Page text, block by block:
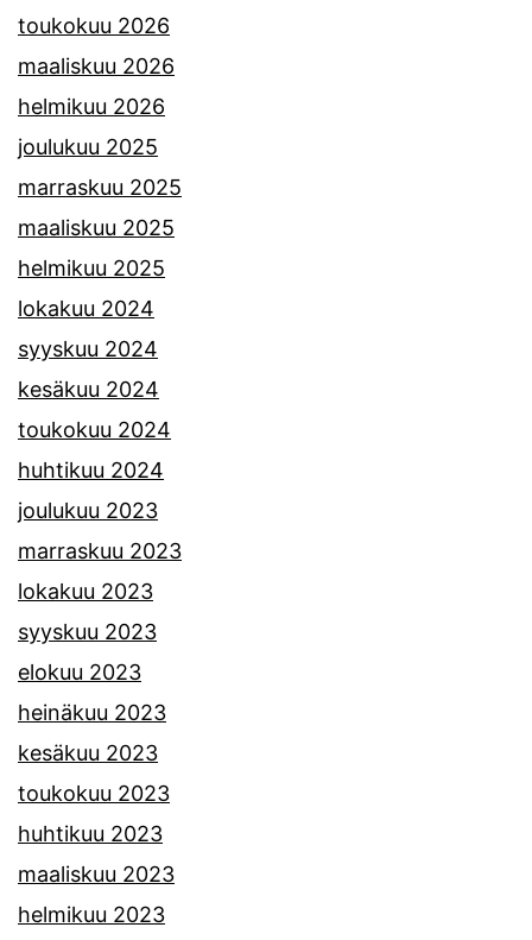
toukokuu 2026
maaliskuu 2026
helmikuu 2026
joulukuu 2025
marraskuu 2025
maaliskuu 2025
helmikuu 2025
lokakuu 2024
syyskuu 2024
kesäkuu 2024
toukokuu 2024
huhtikuu 2024
joulukuu 2023
marraskuu 2023
lokakuu 2023
syyskuu 2023
elokuu 2023
heinäkuu 2023
kesäkuu 2023
toukokuu 2023
huhtikuu 2023
maaliskuu 2023
helmikuu 2023